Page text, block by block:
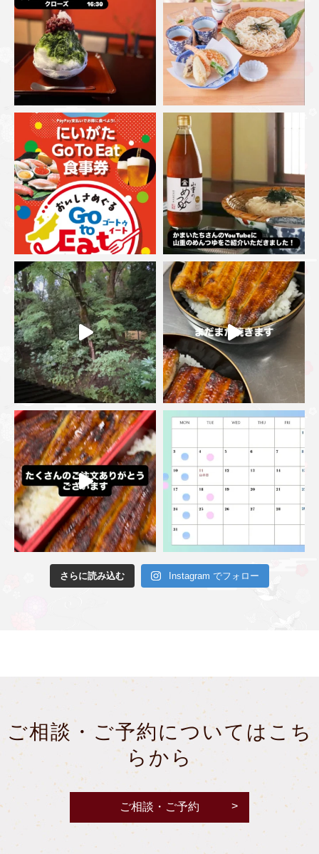
さらに読み込む Instagram でフォロー
ご相談・ご予約についてはこち
らから
ご相談・ご予約